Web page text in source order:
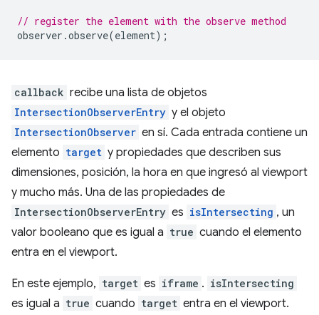
// register the element with the observe method
observer .observe(element);
callback recibe una lista de objetos
IntersectionObserverEntry y el objeto
IntersectionObserver en sí. Cada entrada contiene un
elemento target y propiedades que describen sus
dimensiones, posición, la hora en que ingresó al viewport
y mucho más. Una de las propiedades de
IntersectionObserverEntry es isIntersecting , un
valor booleano que es igual a true cuando el elemento
entra en el viewport.
En este ejemplo, target es iframe . isIntersecting
es igual a true cuando target entra en el viewport.